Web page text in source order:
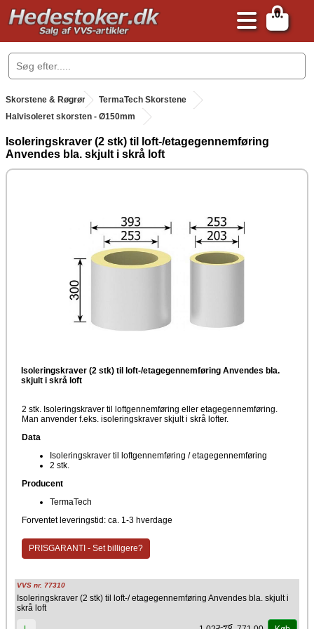
0
.
Skorstene & Røgrør . TermaTech Skorstene
Halvisoleret skorsten - Ø150mm
Isoleringskraver (2 stk) til loft-/etagegennemføring
Anvendes bla. skjult i skrå loft
Isoleringskraver (2 stk) til loft-/etagegennemføring Anvendes bla.
skjult i skrå loft
2 stk. Isoleringskraver til loftgennemføring eller etagegennemføring.
Man anvender f.eks. isoleringskraver skjult i skrå lofter.
Data
Isoleringskraver til loftgennemføring / etagegennemføring
2 stk.
Producent
TermaTech
Forventet leveringstid: ca. 1-3 hverdage
PRISGARANTI - Set billigere?
VVS nr. 77310
Isoleringskraver (2 stk) til loft-/ etagegennemføring Anvendes bla. skjult i
skrå loft